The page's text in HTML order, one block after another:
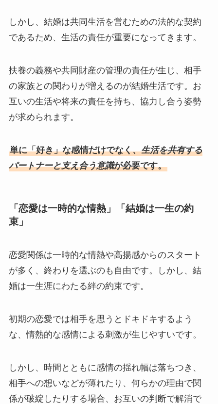
しかし、結婚は共同生活を営むための法的な契約
であるため、生活の責任が重要になってきます。
扶養の義務や共同財産の管理の責任が生じ、相手
の家族との関わりが増えるのが結婚生活です。お
互いの生活や将来の責任を持ち、協力し合う姿勢
が求められます。
単に「好き」な感情だけでなく、生活を共有する
パートナーと支え合う意識が必要です。
「恋愛は一時的な情熱」「結婚は一生の約
束」
恋愛関係は一時的な情熱や高揚感からのスタート
が多く、終わりを選ぶのも自由です。しかし、結
婚は一生涯にわたる絆の約束です。
初期の恋愛では相手を思うとドキドキするよう
な、情熱的な感情による刺激が生じやすいです。
しかし、時間とともに感情の揺れ幅は落ちつき、
相手への想いなどが薄れたり、何らかの理由で関
係が破綻したりする場合、お互いの判断で解消で